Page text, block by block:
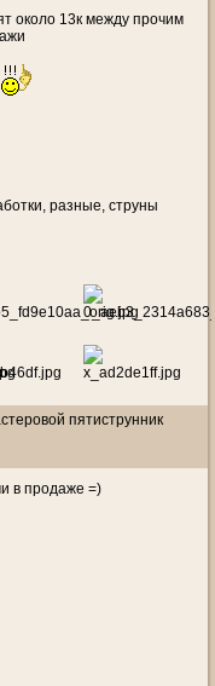
около 13к между прочим
разные, струны
пятиструнник
в продаже =)